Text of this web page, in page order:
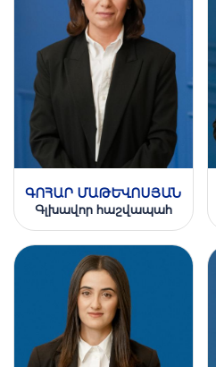
ԳՈՀԱՐ ՄԱԹԵՒՈՍՅԱՆ
Գլխավոր հաշվապահ